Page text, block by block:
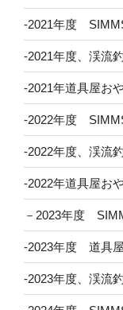
-2021年度
-2021年度、渓流
-2021年道具屋お
-2022年度
-2022年度、渓流
-2022年道具屋お
－2023年度
-2023年度 道具
-2023年度、渓流